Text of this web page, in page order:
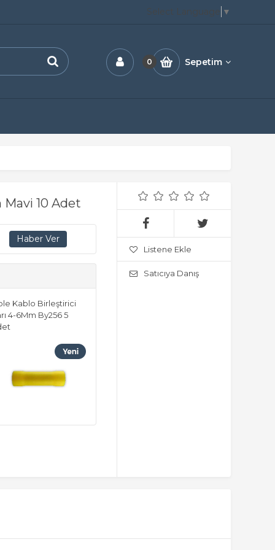
Select Language ▼
0 Sepetim
10 Adet
Kablo Birleştirici
4-6Mm By256 5
Listene Ekle
Satıcıya Danış